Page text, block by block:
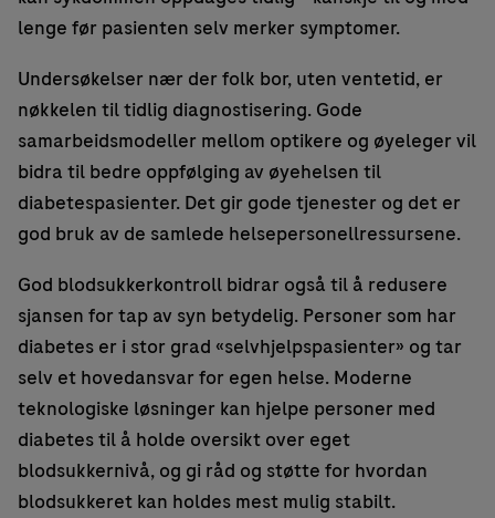
lenge før pasienten selv merker symptomer.
Undersøkelser nær der folk bor, uten ventetid, er
nøkkelen til tidlig diagnostisering. Gode
samarbeidsmodeller mellom optikere og øyeleger vil
bidra til bedre oppfølging av øyehelsen til
diabetespasienter. Det gir gode tjenester og det er
god bruk av de samlede helsepersonellressursene.
God blodsukkerkontroll bidrar også til å redusere
sjansen for tap av syn betydelig. Personer som har
diabetes er i stor grad «selvhjelpspasienter» og tar
selv et hovedansvar for egen helse. Moderne
teknologiske løsninger kan hjelpe personer med
diabetes til å holde oversikt over eget
blodsukkernivå, og gi råd og støtte for hvordan
blodsukkeret kan holdes mest mulig stabilt.